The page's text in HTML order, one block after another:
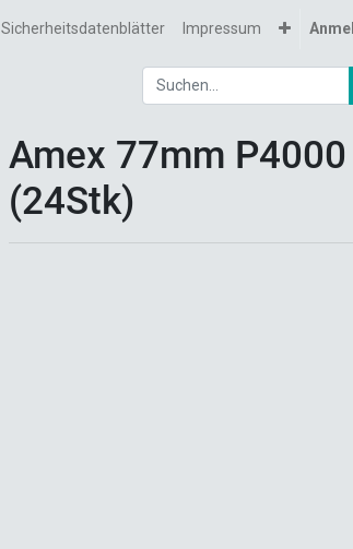
Sicherheitsdatenblätter Impressum
Amex 77mm P4000
(24Stk)